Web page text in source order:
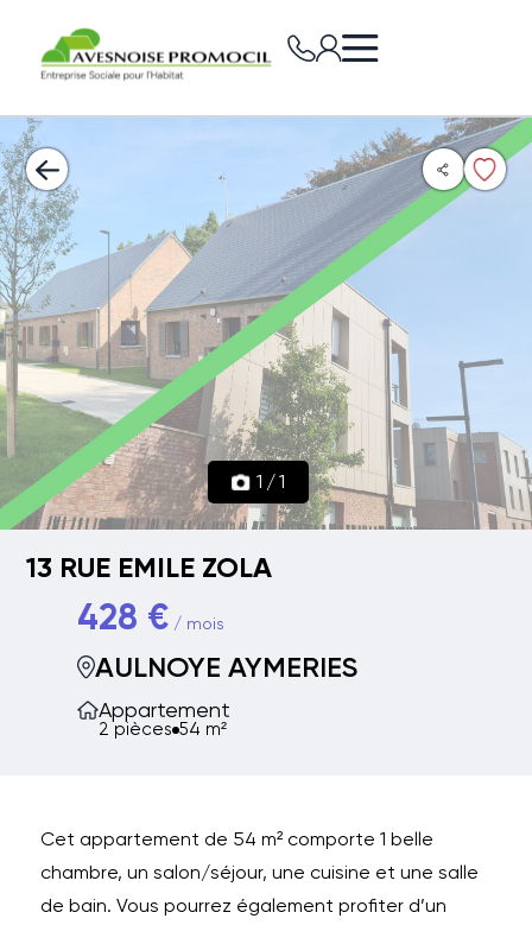
1 /1
13 RUE EMILE ZOLA
428 €/ mois
AULNOYE AYMERIES
Appartement
2 pièces 54 m²
Cet appartement de 54 m² comporte 1 belle
chambre, un salon/séjour, une cuisine et une salle
de bain. Vous pourrez également profiter d’un